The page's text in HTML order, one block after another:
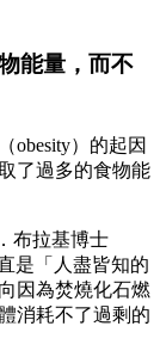
能量，而不
obesity）的起因
了過多的食物能
布拉基博士
是「人盡皆知的
因為焚燒化石燃
消耗不了過剩的